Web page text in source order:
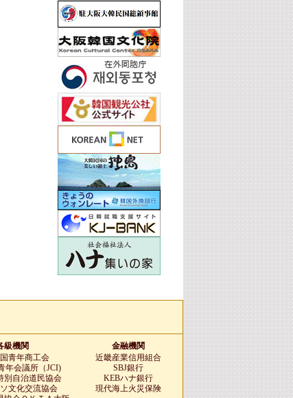
級機関
青年商工会
年会議所（JCI)
別自治道民協会
文化交流協会
金融機関
近畿産業信用組合
SBJ銀行
KEBハナ銀行
現代海上火災保険